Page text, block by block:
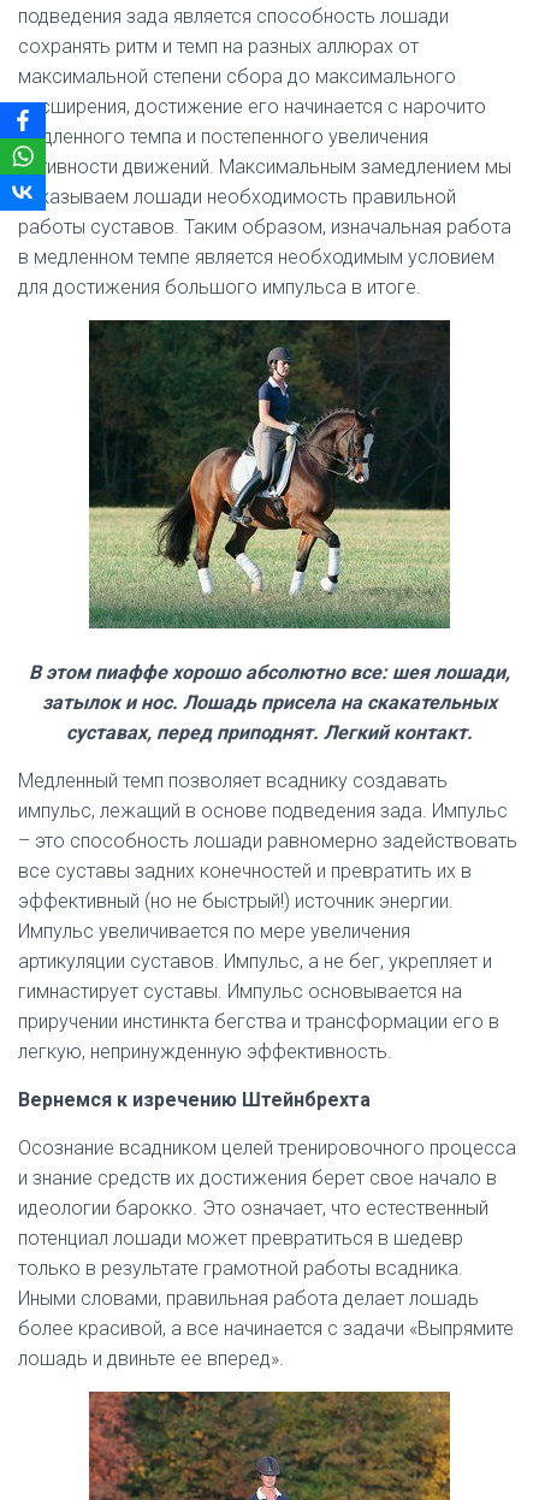
подведения зада является способность лошади
сохранять ритм и темп на разных аллюрах от
максимальной степени сбора до максимального
расширения, достижение его начинается с нарочито
медленного темпа и постепенного увеличения
активности движений. Максимальным замедлением мы
показываем лошади необходимость правильной
работы суставов. Таким образом, изначальная работа
в медленном темпе является необходимым условием
для достижения большого импульса в итоге.
В этом пиаффе хорошо абсолютно все: шея лошади,
затылок и нос. Лошадь присела на скакательных
суставах, перед приподнят. Легкий контакт.
Медленный темп позволяет всаднику создавать
импульс, лежащий в основе подведения зада. Импульс
– это способность лошади равномерно задействовать
все суставы задних конечностей и превратить их в
эффективный (но не быстрый!) источник энергии.
Импульс увеличивается по мере увеличения
артикуляции суставов. Импульс, а не бег, укрепляет и
гимнастирует суставы. Импульс основывается на
приручении инстинкта бегства и трансформации его в
легкую, непринужденную эффективность.
Вернемся к изречению Штейнбрехта
Осознание всадником целей тренировочного процесса
и знание средств их достижения берет свое начало в
идеологии барокко. Это означает, что естественный
потенциал лошади может превратиться в шедевр
только в результате грамотной работы всадника.
Иными словами, правильная работа делает лошадь
более красивой, а все начинается с задачи «Выпрямите
лошадь и двиньте ее вперед».